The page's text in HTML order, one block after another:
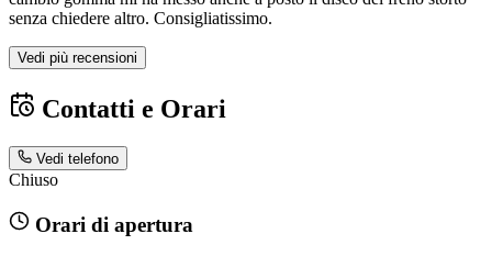
senza chiedere altro. Consigliatissimo.
Vedi più recensioni
Contatti e Orari
Vedi telefono
Chiuso
Orari di apertura